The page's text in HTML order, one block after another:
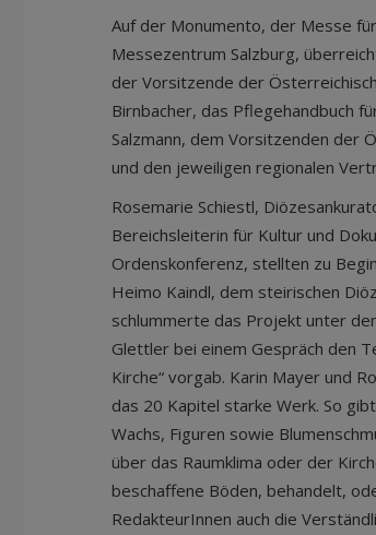
Auf der Monumento, der Messe
Messezentrum Salzburg,
der Vorsitzende der
Birnbacher, das Pflegehandbuch
Salzmann, dem Vorsitzenden der
und den jeweiligen regionalen
Rosemarie Schiestl,
Bereichsleiterin für Kultur und
Ordenskonferenz, stellten zu
Heimo Kaindl, dem steirischen
schlummerte das Projekt unter
Glettler bei einem Gespräch den
Kirche“ vorgab. Karin Mayer und
das 20 Kapitel starke Werk. So
Wachs, Figuren sowie
über das Raumklima oder der
beschaffene Böden, behandelt,
RedakteurInnen auch die